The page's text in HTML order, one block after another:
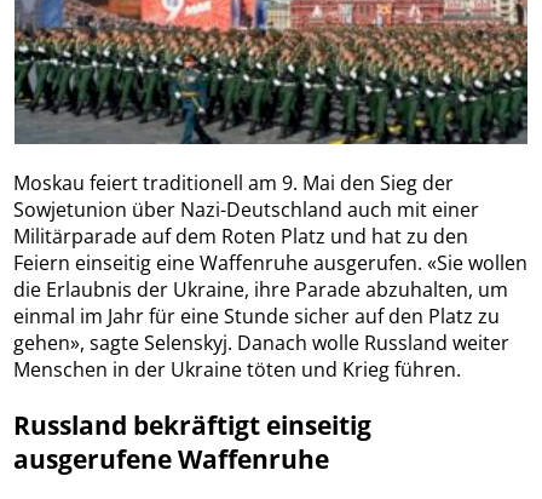
Moskau feiert traditionell am 9. Mai den Sieg der
Sowjetunion über Nazi-Deutschland auch mit einer
Militärparade auf dem Roten Platz und hat zu den
Feiern einseitig eine Waffenruhe ausgerufen. «Sie wollen
die Erlaubnis der Ukraine, ihre Parade abzuhalten, um
einmal im Jahr für eine Stunde sicher auf den Platz zu
gehen», sagte Selenskyj. Danach wolle Russland weiter
Menschen in der Ukraine töten und Krieg führen.
Russland bekräftigt einseitig
ausgerufene Waffenruhe